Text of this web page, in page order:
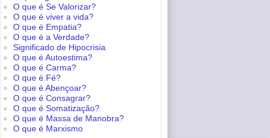
O que é Se Valorizar?
O que é viver a vida?
O que é Empatia?
O que é a Verdade?
Significado de Hipocrisia
O que é Autoestima?
O que é Carma?
O que é Fé?
O que é Abençoar?
O que é Consagrar?
O que é Somatização?
O que é Massa de Manobra?
O que é Marxismo